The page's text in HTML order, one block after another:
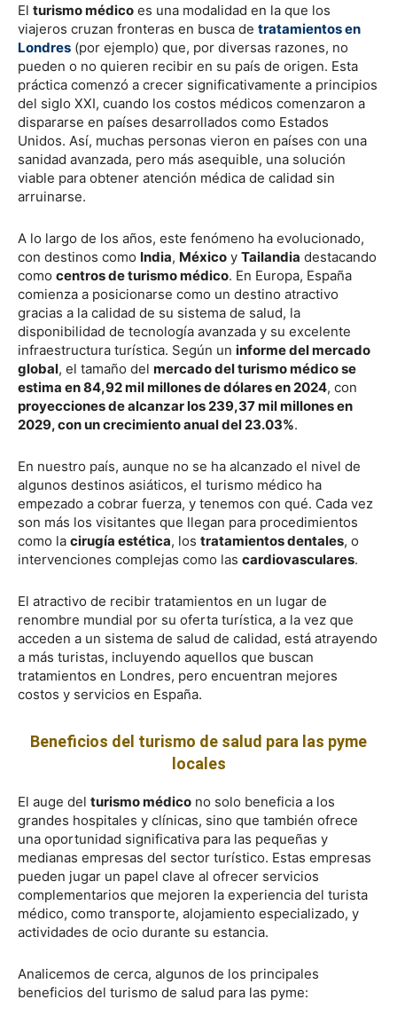
El turismo médico es una modalidad en la que los
viajeros cruzan fronteras en busca de tratamientos en
Londres (por ejemplo) que, por diversas razones, no
pueden o no quieren recibir en su país de origen. Esta
práctica comenzó a crecer significativamente a principios
del siglo XXI, cuando los costos médicos comenzaron a
dispararse en países desarrollados como Estados
Unidos. Así, muchas personas vieron en países con una
sanidad avanzada, pero más asequible, una solución
viable para obtener atención médica de calidad sin
arruinarse.
A lo largo de los años, este fenómeno ha evolucionado,
con destinos como India, México y Tailandia destacando
como centros de turismo médico. En Europa, España
comienza a posicionarse como un destino atractivo
gracias a la calidad de su sistema de salud, la
disponibilidad de tecnología avanzada y su excelente
infraestructura turística. Según un informe del mercado
global, el tamaño del mercado del turismo médico se
estima en 84,92 mil millones de dólares en 2024, con
proyecciones de alcanzar los 239,37 mil millones en
2029, con un crecimiento anual del 23.03%.
En nuestro país, aunque no se ha alcanzado el nivel de
algunos destinos asiáticos, el turismo médico ha
empezado a cobrar fuerza, y tenemos con qué. Cada vez
son más los visitantes que llegan para procedimientos
como la cirugía estética, los tratamientos dentales, o
intervenciones complejas como las cardiovasculares.
El atractivo de recibir tratamientos en un lugar de
renombre mundial por su oferta turística, a la vez que
acceden a un sistema de salud de calidad, está atrayendo
a más turistas, incluyendo aquellos que buscan
tratamientos en Londres, pero encuentran mejores
costos y servicios en España.
Beneficios del turismo de salud para las pyme
locales
El auge del turismo médico no solo beneficia a los
grandes hospitales y clínicas, sino que también ofrece
una oportunidad significativa para las pequeñas y
medianas empresas del sector turístico. Estas empresas
pueden jugar un papel clave al ofrecer servicios
complementarios que mejoren la experiencia del turista
médico, como transporte, alojamiento especializado, y
actividades de ocio durante su estancia.
Analicemos de cerca, algunos de los principales
beneficios del turismo de salud para las pyme: